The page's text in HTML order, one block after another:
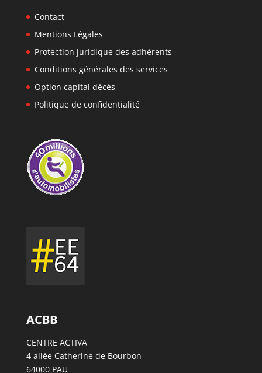
Contact
Mentions Légales
Protection juridique des adhérents
Conditions générales des services
Option capital décès
Politique de confidentialité
ACBB
CENTRE ACTIVA
4 allée Catherine de Bourbon
64000 PAU